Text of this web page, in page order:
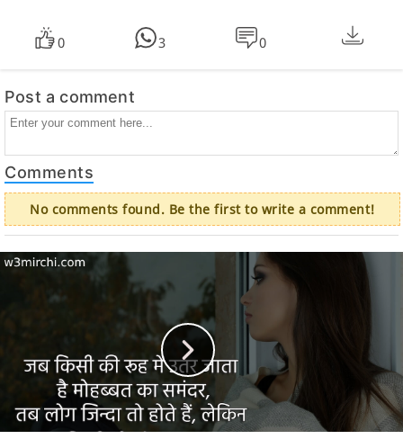
0 3 0
Post a comment
Comments
No comments found. Be the first to write a comment!